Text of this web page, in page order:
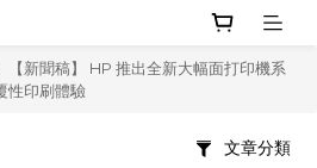
【新聞稿】 HP 推出全新大幅面打印機系
性印刷體驗
文章分類